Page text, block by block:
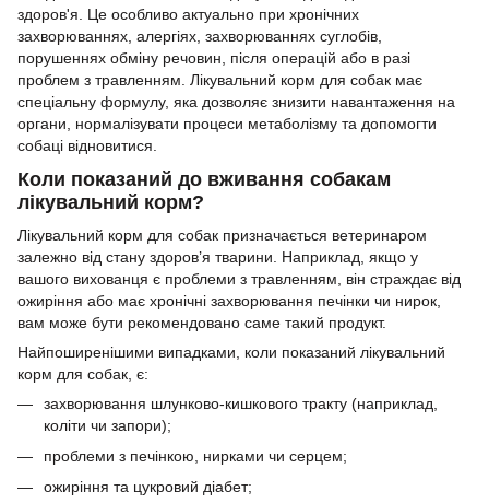
здоров'я. Це особливо актуально при хронічних
захворюваннях, алергіях, захворюваннях суглобів,
порушеннях обміну речовин, після операцій або в разі
проблем з травленням. Лікувальний корм для собак має
спеціальну формулу, яка дозволяє знизити навантаження на
органи, нормалізувати процеси метаболізму та допомогти
собаці відновитися.
Коли показаний до вживання собакам
лікувальний корм?
Лікувальний корм для собак призначається ветеринаром
залежно від стану здоров’я тварини. Наприклад, якщо у
вашого вихованця є проблеми з травленням, він страждає від
ожиріння або має хронічні захворювання печінки чи нирок,
вам може бути рекомендовано саме такий продукт.
Найпоширенішими випадками, коли показаний лікувальний
корм для собак, є:
захворювання шлунково-кишкового тракту (наприклад,
коліти чи запори);
проблеми з печінкою, нирками чи серцем;
ожиріння та цукровий діабет;